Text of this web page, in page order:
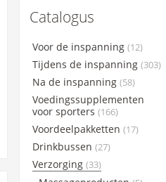
Cyclon
GoldNutrition
Lightning Endurance
Maxim
Maurten
NamedSport
PowerBar
Catalogus
Voor de inspanning (12)
Tijdens de inspanning (303)
Na de inspanning (58)
Voedingssupplementen
voor sporters (166)
Voordeelpakketten (17)
Drinkbussen (27)
Verzorging (33)